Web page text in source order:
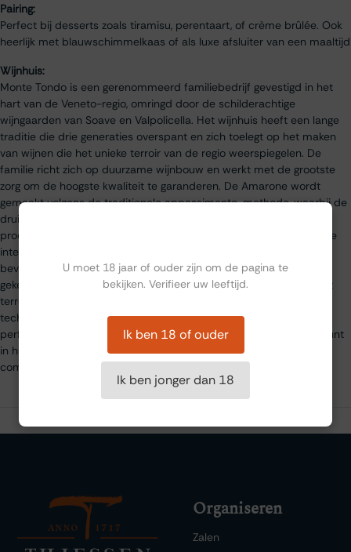
Pairing:
Perfect bij desserts zoals tiramisu, perentaart, of crème brûlée. Ook
heerlijk met blauwschimmelkaas of als luxe afsluiter van een maaltijd
Wijnhuis:
Monte Tondo is een gerenommeerd familiebedrijf gevestigd in het
hart van de Veneto-regio, omringd door de schilderachtige
wijngaarden van Soave en Valpolicella. Het wijnhuis heeft een lange
traditie die drie generaties overspant en zich toelegt op het maken
van wijnen die het unieke terroir van de regio weerspiegelen. De
familie richt zich op duurzame wijnbouw en werkt met de grootste
zorg om de hoogste kwaliteit te garanderen. De Amarone wordt
gemaakt volgens de traditionele appassimento-methode, waarbij de
druiven na de oogst worden ingedroogd op speciale rekken. Dit
proces concentreert de smaken en geeft de wijn zijn kenmerkende
intensiteit en complexiteit. De wijngaarden van Monte Tondo
bevinden zich op enkele van de beste percelen van de regio,
gekenmerkt door kalkrijke bodems en een ideaal microklimaat. Dit
terroir, in combinatie met traditionele vakmanschap en moderne
technologie, resulteert in wijnen die de essentie van Valpolicella
perfect vastleggen. De Amarone della Valpolicella is een hoogtepunt
in hun assortiment, een wijn die finesse, rijkdom en elegantie
combineert en een bewijs is van hun toewijding aan kwaliteit.
Organiseren
Zalen
U moet 18 jaar of ouder zijn om de pagina te
bekijken. Verifieer uw leeftijd.
Ik ben 18 of ouder
Ik ben jonger dan 18